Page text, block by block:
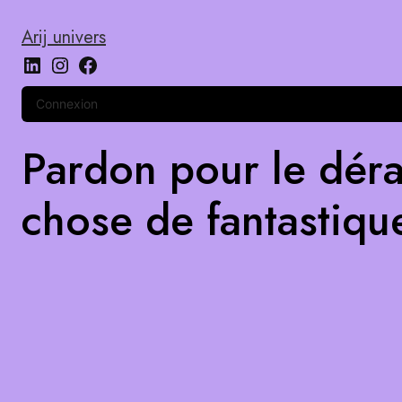
Arij univers
Connexion
Pardon pour le
chose de